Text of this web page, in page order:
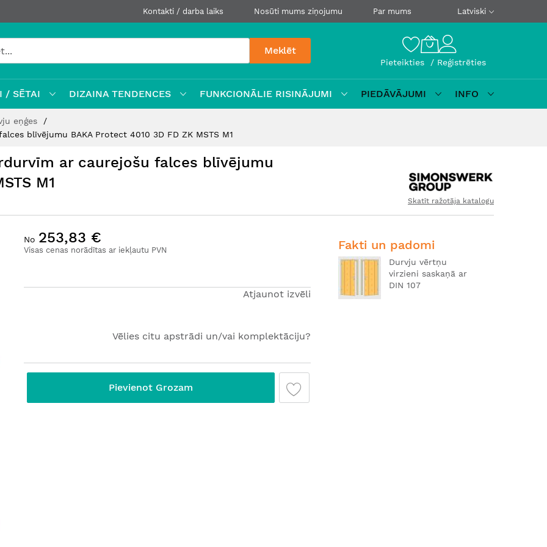
Kontakti / darba laiks Nosūti mums ziņojumu Par mums Latviski
Meklēt
Pieteikties Reģistrēties
/ SĒTAI DIZAINA TENDENCES FUNKCIONĀLIE RISINĀJUMI PIEDĀVĀJUMI
INFO
eņģes
blīvējumu BAKA Protect 4010 3D FD ZK MSTS M1
ar caurejošu falces blīvējumu
M1
Skatīt ražotāja katalogu
Visas cenas norādītas ar iekļautu PVN
No 253,83 €
Atjaunot izvēli
Vēlies citu apstrādi un/vai komplektāciju?
Pievienot Grozam
Fakti un padomi
Durvju vērtņu
virzieni saskaņā ar
DIN 107